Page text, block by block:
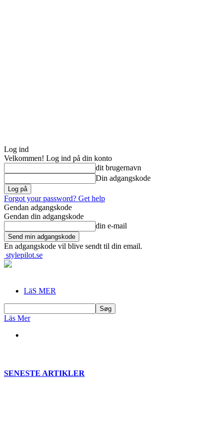
Log ind
Velkommen! Log ind på din konto
dit brugernavn
Din adgangskode
Forgot your password? Get help
Gendan adgangskode
Gendan din adgangskode
din e-mail
En adgangskode vil blive sendt til din email.
stylepilot.se
LäS MER
Läs Mer
SENESTE ARTIKLER